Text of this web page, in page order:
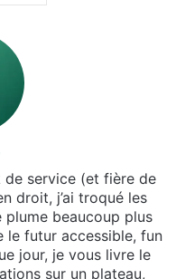
de service (et fière de
droit, j’ai troqué les
beaucoup plus
le futur accessible, fun
jour, je vous livre le
sur un plateau,